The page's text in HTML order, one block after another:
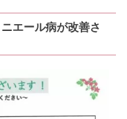
エール病が改善さ